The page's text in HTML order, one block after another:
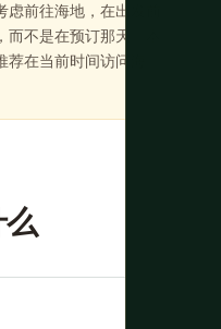
前往海地，在出发前
不是在预订那天。本
在当前时间访问海